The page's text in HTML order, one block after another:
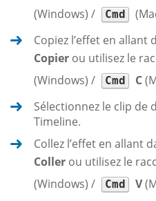
(Windows) / Cmd
Copiez l’effet en allant
Copier ou utilisez le
(Windows) /
Cmd C
Sélectionnez le clip de
Timeline.
Collez l’effet en allant
Coller ou utilisez le
(Windows) /
Cmd V